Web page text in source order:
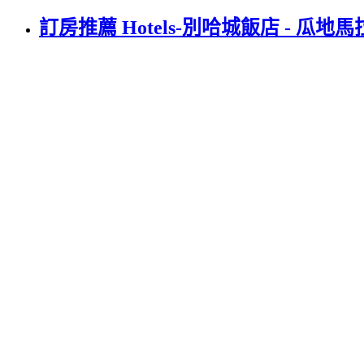
訂房推薦 Hotels-別哈城飯店 - 瓜地馬